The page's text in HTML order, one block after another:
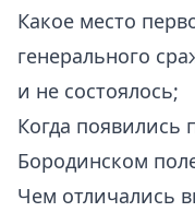
Какое место
генерального
и не состоялось;
Когда появились
Бородинском
Чем отличались